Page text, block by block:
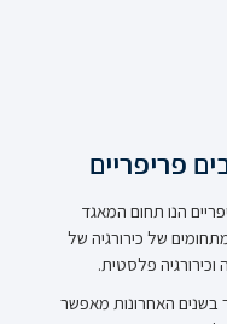
פריפריים
הנו תחום המאגד
מתחומים של כירורגיה של
וכירורגיה פלסטית.
בשנים האחרונות מאפשר